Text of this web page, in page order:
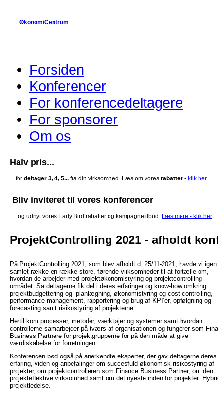
ØkonomiCentrum
Forsiden
Konferencer
For konferencedeltagere
For sponsorer
Om os
Halv pris...
... for deltager 3, 4, 5... fra din virksomhed. Læs om vores rabatter - klik her
Bliv inviteret til vores konferencer
... og udnyt vores Early Bird rabatter og kampagnetilbud. Læs mere - klik her.
ProjektControlling 2021 - afholdt
På ProjektControlling 2021, som blev afholdt d. 25/11-2021, havde vi igen
samlet række en række store, førende virksomheder til at fortælle om,
hvordan de arbejder med projektøkonomistyring og projektcontrolling-
området. Så deltagerne fik del i deres erfaringer og know-how omkring
projektbudgettering og -planlægning, økonomistyring og cost controlling,
performance management, rapportering og brug af KPI’er, opfølgning og
forecasting samt risikostyring af projekterne.
Hertil kom processer, metoder, værktøjer og systemer samt hvordan
controllerne samarbejder på tværs af organisationen og fungerer som
Business Partnere for projektgrupperne for på den måde at give
værdiskabelse for forretningen.
Konferencen bød også på anerkendte eksperter, der gav deltagerne deres
erfaring, viden og anbefalinger om succesfuld økonomisk risikostyring af
projekter, om projektcontrolleren som Finance Business Partner, om den
projekteffektive virksomhed samt om det nyeste inden for projekter:
projektledelse.